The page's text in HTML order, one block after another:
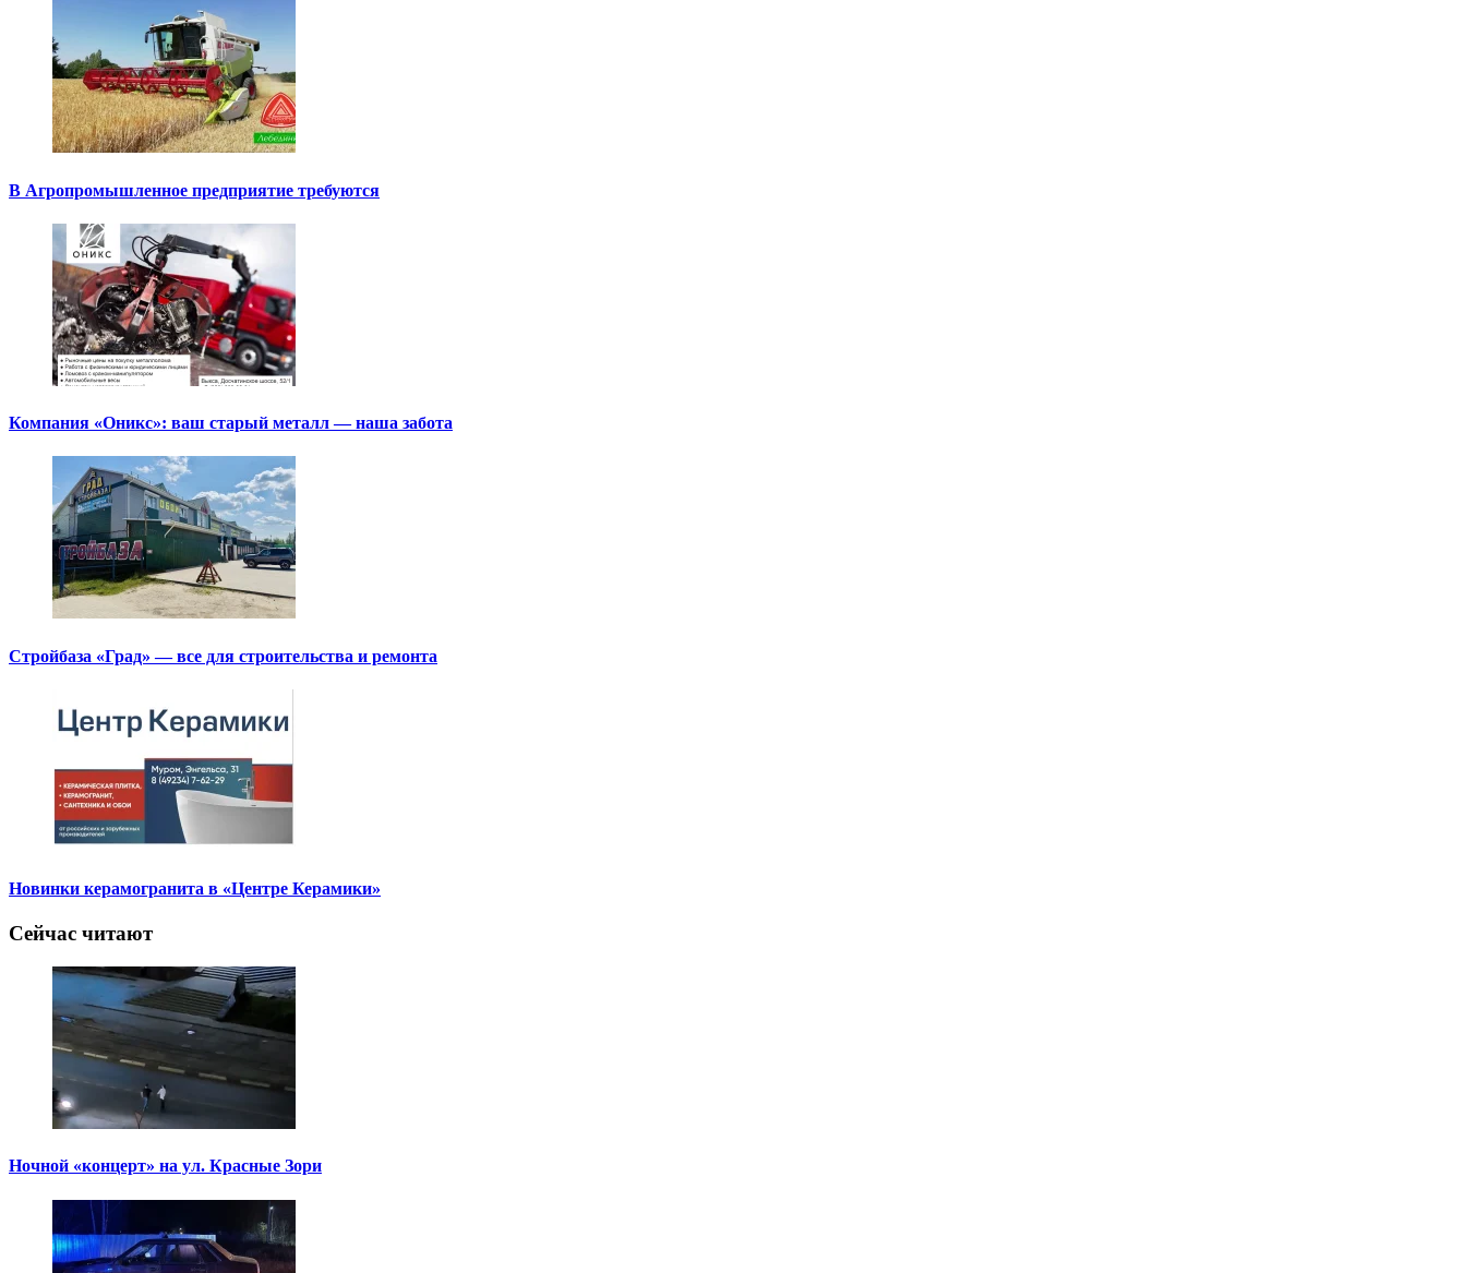
В Агропромышленное предприятие требуются
Компания «Оникс»: ваш старый металл — наша забота
Стройбаза «Град» — все для строительства и ремонта
Новинки керамогранита в «Центре Керамики»
Сейчас читают
Ночной «концерт» на ул. Красные Зори